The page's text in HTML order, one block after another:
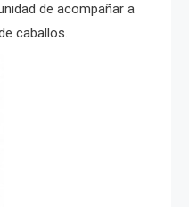
de acompañar a
caballos.